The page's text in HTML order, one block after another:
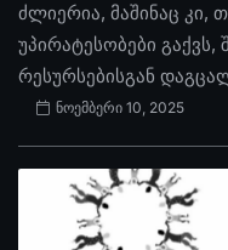
ძლიერია, მაშინაც კი,
უპირატესობები
რესურსებისგან
ნოემბერი 10, 2025